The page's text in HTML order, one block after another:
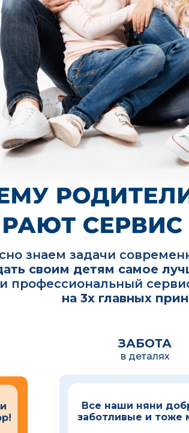
знаем задачи
своим детям самое
профессиональный
на 3х главных
в деталях
ЗАБОТА
Все наши няни
заботливые и тоже